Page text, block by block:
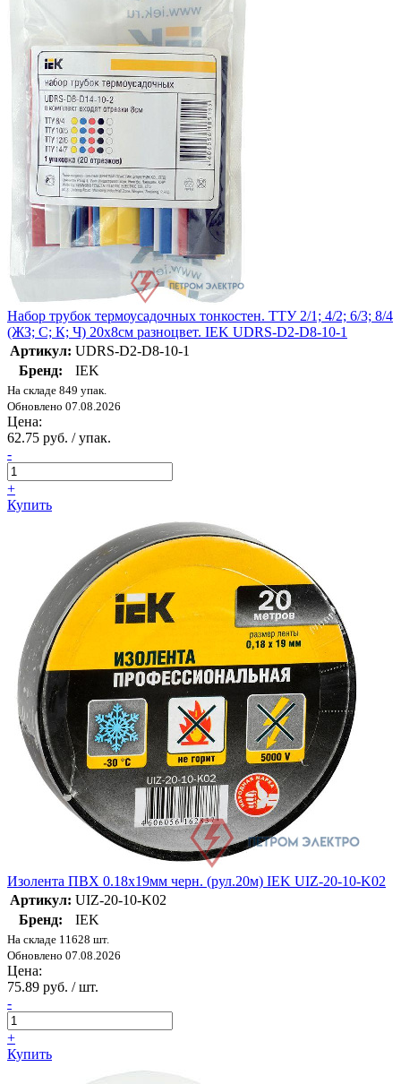
Набор трубок термоусадочных тонкостен. ТТУ 2/1; 4/2; 6/3; 8/4
(ЖЗ; С; К; Ч) 20х8см разноцвет. IEK UDRS-D2-D8-10-1
Артикул: UDRS-D2-D8-10-1
Бренд:
IEK
На складе 849 упак.
Обновлено 07.08.2026
Цена:
62.75 руб. / упак.
-
+
Купить
Изолента ПВХ 0.18х19мм черн. (рул.20м) IEK UIZ-20-10-K02
Артикул: UIZ-20-10-K02
Бренд:
IEK
На складе 11628 шт.
Обновлено 07.08.2026
Цена:
75.89 руб. / шт.
-
+
Купить